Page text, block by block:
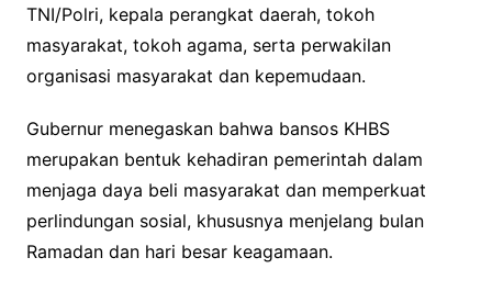
TNI/Polri, kepala perangkat daerah, tokoh
masyarakat, tokoh agama, serta perwakilan
organisasi masyarakat dan kepemudaan.
Gubernur menegaskan bahwa bansos KHBS
merupakan bentuk kehadiran pemerintah dalam
menjaga daya beli masyarakat dan memperkuat
perlindungan sosial, khususnya menjelang bulan
Ramadan dan hari besar keagamaan.